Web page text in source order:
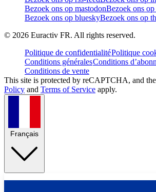
Bezoek ons op mastodonBezoek ons
Bezoek ons op blueskyBezoek ons op
© 2026 Euractiv FR. All rights reserved.
Politique de confidentialitéPolitique
Conditions généralesConditions
Conditions de vente
This site is protected by reCAPTCHA, and
Policy and Terms of Service apply.
Français